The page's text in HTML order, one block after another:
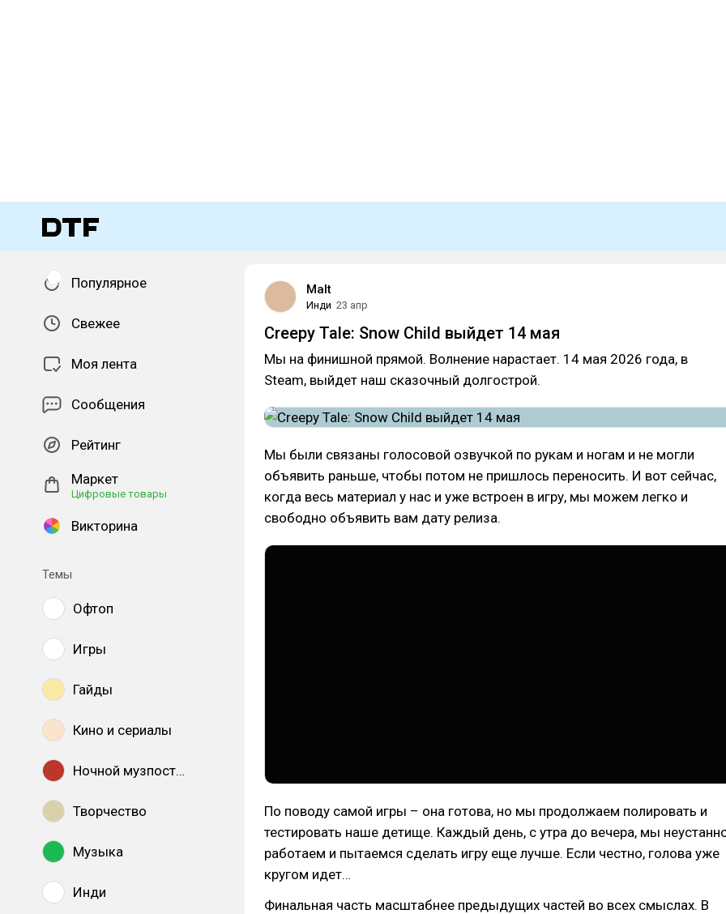
Популярное
Свежее
Моя лента
Сообщения
Рейтинг
Маркет
Цифровые товары
Викторина
Темы
Офтоп
Игры
Гайды
Кино и сериалы
Ночной музпостинг
Творчество
Музыка
Инди
Malt
Инди 23 апр
Creepy Tale: Snow Child выйдет 14 мая
Мы на финишной прямой. Волнение нарастает. 14 мая 2026 года, в
Steam, выйдет наш сказочный долгострой.
Мы были связаны голосовой озвучкой по рукам и ногам и не могли
объявить раньше, чтобы потом не пришлось переносить. И вот сейчас,
когда весь материал у нас и уже встроен в игру, мы можем легко и
свободно объявить вам дату релиза.
По поводу самой игры – она готова, но мы продолжаем полировать и
тестировать наше детище. Каждый день, с утра до вечера, мы
работаем и пытаемся сделать игру еще лучше. Если честно, голова уже
кругом идет…
Финальная часть масштабнее предыдущих частей во всех смыслах. В